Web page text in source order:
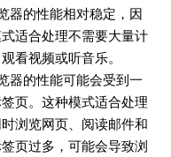
器的性能相对稳定，因
适合处理不需要大量计
看视频或听音乐。
器的性能可能会受到一
页。这种模式适合处理
浏览网页、阅读邮件和
页过多，可能会导致浏